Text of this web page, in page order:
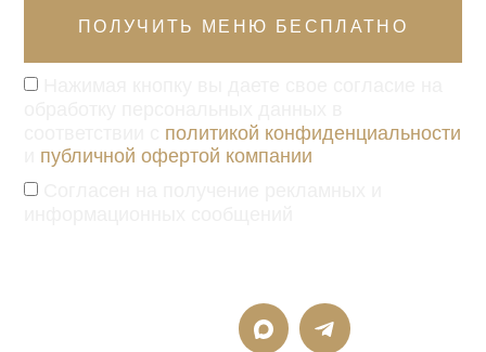
политикой конфиденциальности
публичной офертой компании
ПОЛУЧИТЬ МЕНЮ БЕСПЛАТНО